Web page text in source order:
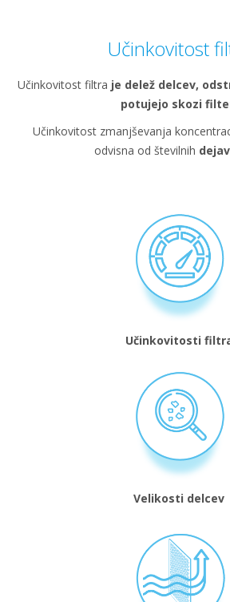
Učinkovitost
Učinkovitost filtra je delež delcev,
potujejo skozi
Učinkovitost zmanjševanja
odvisna od številnih
Učinkovitosti
Velikosti delcev